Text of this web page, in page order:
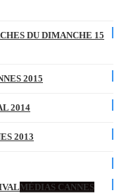
DU DIMANCHE 15
2015
2014
2013
MÉDIAS CANNES